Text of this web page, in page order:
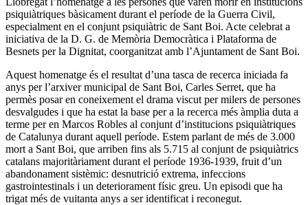
psiquiàtriques bàsicament durant el període de la Guerra Civil,
especialment en el conjunt psiquiàtric de Sant Boi. Acte celebrat a
iniciativa de la D. G. de Memòria Democràtica i Plataforma de
Besnets per la Dignitat, coorganitzat amb l’Ajuntament de Sant Boi.
Aquest homenatge és el resultat d’una tasca de recerca iniciada fa
anys per l’arxiver municipal de Sant Boi, Carles Serret, que ha
permès posar en coneixement el drama viscut per milers de persones
desvalgudes i que ha estat la base per a la recerca més àmplia duta a
terme per en Marcos Robles al conjunt d’institucions psiquiàtriques
de Catalunya durant aquell període. Estem parlant de més de 3.000
mort a Sant Boi, que arriben fins als 5.715 al conjunt de psiquiàtrics
catalans majoritàriament durant el període 1936-1939, fruit d’un
abandonament sistèmic: desnutrició extrema, infeccions
gastrointestinals i un deteriorament físic greu. Un episodi que ha
trigat més de vuitanta anys a ser identificat i reconegut.